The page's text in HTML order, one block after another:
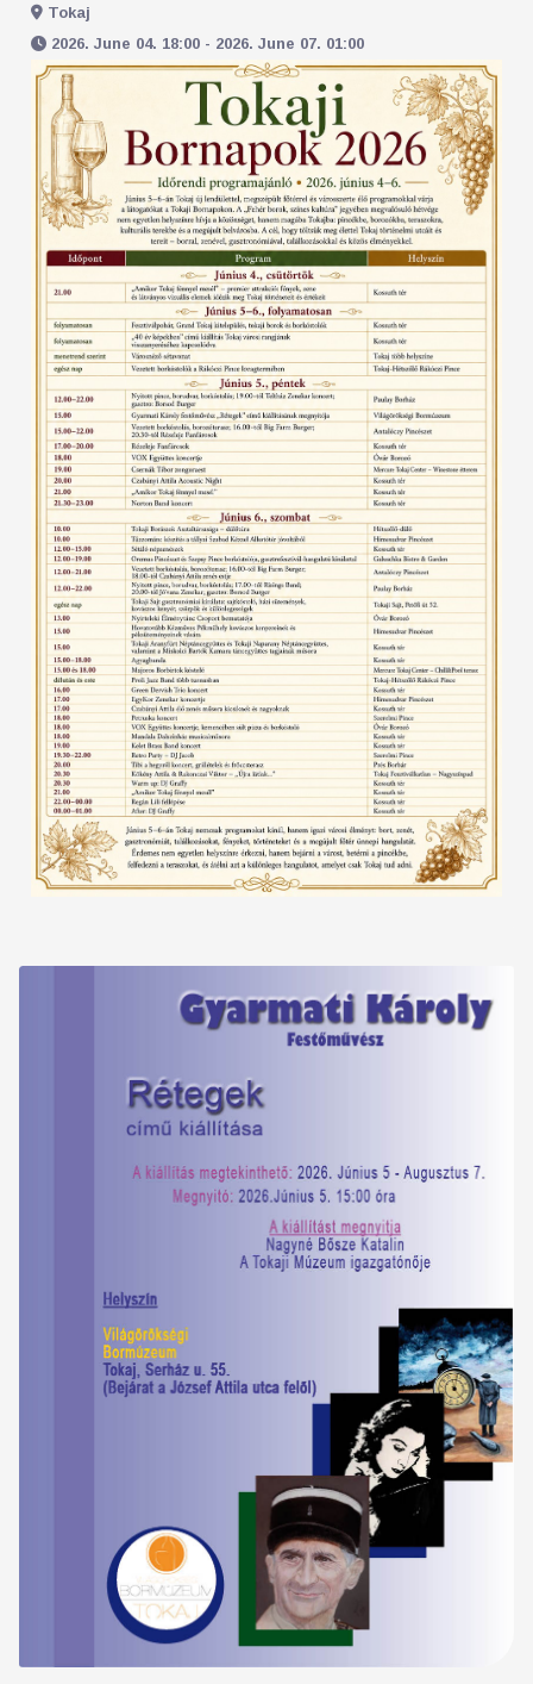
Tokaj
2026. June 04. 18:00 - 2026. June 07. 01:00